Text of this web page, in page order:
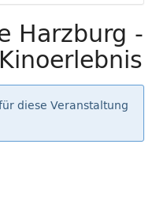
Harzburg -
diese Veranstaltung